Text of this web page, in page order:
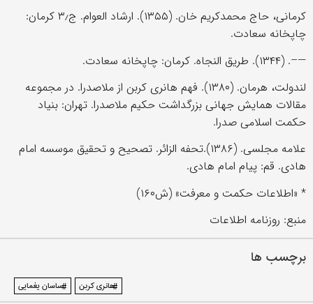
کرمانی، حاج محمدکریم خان. (۱۳۵۵). ارشاد العوام. ج۳٫ کرمان:
چاپخانه سعادت.
—–. (۱۳۴۴). طریق النجاه. کرمان: چاپخانه سعادت.
لندولت، هرمان. (۱۳۸۰). فهم هانری کربن از ملاصدرا. در مجموعه
مقالات همایش جهانی بزرگداشت حکیم ملاصدرا. تهران: بنیاد
حکمت اسلامی صدرا.
علامه مجلسی. (۱۳۸۶).تحفه الزائر. تصحیح و تحقیق موسسه امام
هادی. قم: پیام امام هادی.
* «اطلاعات حکمت و معرفت» (ش۱۶۰)
منبع: روزنامه اطلاعات
برچسب ها
#هانری کربن #ساسان یغمایی